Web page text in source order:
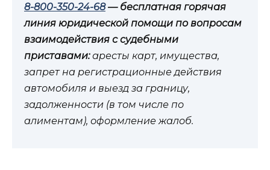
8-800-350-24-68— бесплатная горячая
линия юридической помощи по вопросам
взаимодействия с судебными
приставами:аресты карт, имущества,
запрет на регистрационные действия
автомобиля и выезд за границу,
задолженности (в том числе по
алиментам), оформление жалоб.